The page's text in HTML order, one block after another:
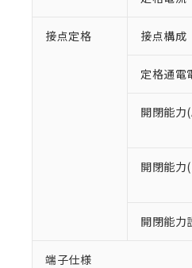
接点定格 接点構成
定格通電
開閉能力
開閉能力
開閉能力
端子仕様